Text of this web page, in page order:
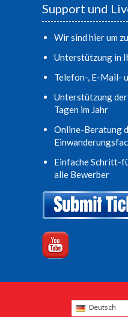
Support und
Wir sind hier um
Unterstützung in
Telefon-, E-Mail-
Unterstützung
Tagen im Jahr
Online-Beratung
Einfache Schritt-
alle Bewerber
Deutsch